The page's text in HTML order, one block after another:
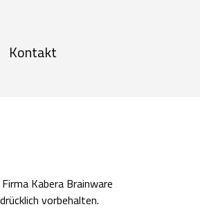
Kontakt
Kabera Brainware
vorbehalten.